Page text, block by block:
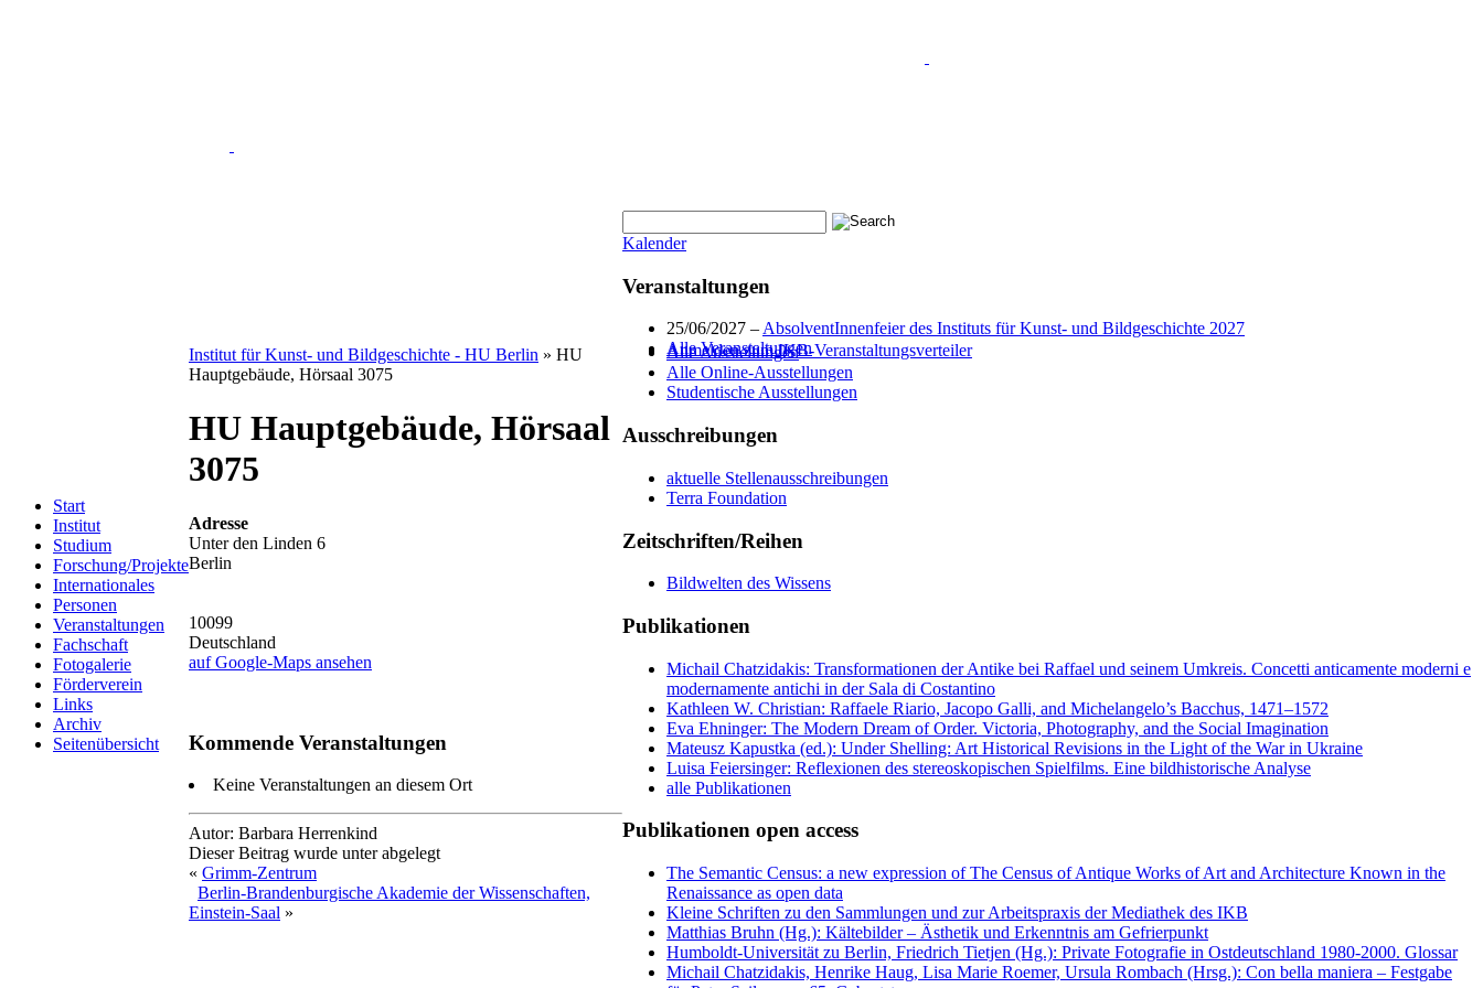
Start
Institut
Studium
Forschung/Projekte
Internationales
Personen
Veranstaltungen
Fachschaft
Fotogalerie
Förderverein
Links
Archiv
Seitenübersicht
Institut für Kunst- und Bildgeschichte - HU Berlin » HU
Hauptgebäude, Hörsaal 3075
HU Hauptgebäude, Hörsaal
3075
Adresse
Unter den Linden 6
Berlin
10099
Deutschland
auf Google-Maps ansehen
Kommende Veranstaltungen
Keine Veranstaltungen an diesem Ort
Autor: Barbara Herrenkind
Dieser Beitrag wurde unter abgelegt
« Grimm-Zentrum
Berlin-Brandenburgische Akademie der Wissenschaften,
Einstein-Saal »
Kalender
Veranstaltungen
25/06/2027 –AbsolventInnenfeier des Instituts für Kunst- und Bildgeschichte 2027
Alle Veranstaltungen
Anmelden zum IKB-Veranstaltungsverteiler
Alle Ausstellungen
Alle Online-Ausstellungen
Studentische Ausstellungen
Ausschreibungen
aktuelle Stellenausschreibungen
Terra Foundation
Zeitschriften/Reihen
Bildwelten des Wissens
Publikationen
Michail Chatzidakis: Transformationen der Antike bei Raffael und seinem Umkreis. Concetti anticamente moderni e
modernamente antichi in der Sala di Costantino
Kathleen W. Christian: Raffaele Riario, Jacopo Galli, and Michelangelo’s Bacchus, 1471–1572
Eva Ehninger: The Modern Dream of Order. Victoria, Photography, and the Social Imagination
Mateusz Kapustka (ed.): Under Shelling: Art Historical Revisions in the Light of the War in Ukraine
Luisa Feiersinger: Reflexionen des stereoskopischen Spielfilms. Eine bildhistorische Analyse
alle Publikationen
Publikationen open access
The Semantic Census: a new expression of The Census of Antique Works of Art and Architecture Known in the
Renaissance as open data
Kleine Schriften zu den Sammlungen und zur Arbeitspraxis der Mediathek des IKB
Matthias Bruhn (Hg.): Kältebilder – Ästhetik und Erkenntnis am Gefrierpunkt
Humboldt-Universität zu Berlin, Friedrich Tietjen (Hg.): Private Fotografie in Ostdeutschland 1980-2000. Glossar
Michail Chatzidakis, Henrike Haug, Lisa Marie Roemer, Ursula Rombach (Hrsg.): Con bella maniera – Festgabe